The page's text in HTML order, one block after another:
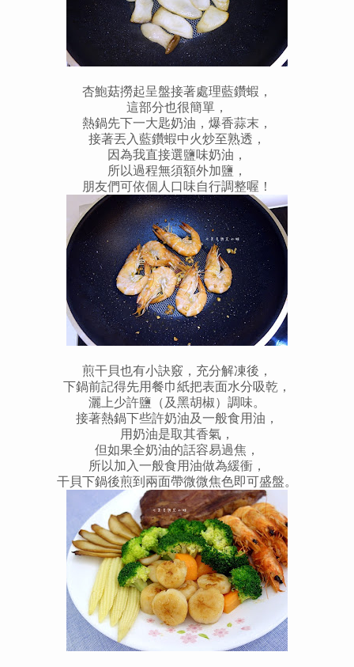
杏鮑菇撈起呈盤接著處理藍鑽蝦，
這部分也很簡單，
熱鍋先下一大匙奶油，爆香蒜末，
接著丟入藍鑽蝦中火炒至熟透，
因為我直接選鹽味奶油，
所以過程無須額外加鹽，
朋友們可依個人口味自行調整喔！
煎干貝也有小訣竅，充分解凍後，
下鍋前記得先用餐巾紙把表面水分吸乾，
灑上少許鹽（及黑胡椒）調味。
接著熱鍋下些許奶油及一般食用油，
用奶油是取其香氣，
但如果全奶油的話容易過焦，
所以加入一般食用油做為緩衝，
干貝下鍋後煎到兩面帶微微焦色即可盛盤。